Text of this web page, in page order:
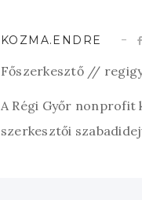
KOZMA.ENDRE
Főszerkesztő //
A Régi Győr nonprofit
szerkesztői